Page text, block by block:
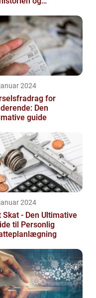
2024
for
Den
guide
2024
Skat - Den Ultimative
til Personlig